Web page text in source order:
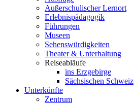
Außerschulischer Lernort
Erlebnispädagogik
Führungen
Museen
Sehenswürdigkeiten
Theater & Unterhaltung
Reiseabläufe
ins Erzgebirge
Sächsischen Schweiz
Unterkünfte
Zentrum